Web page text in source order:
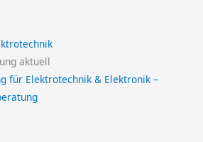
aktuell
für Elektrotechnik & Elektronik –